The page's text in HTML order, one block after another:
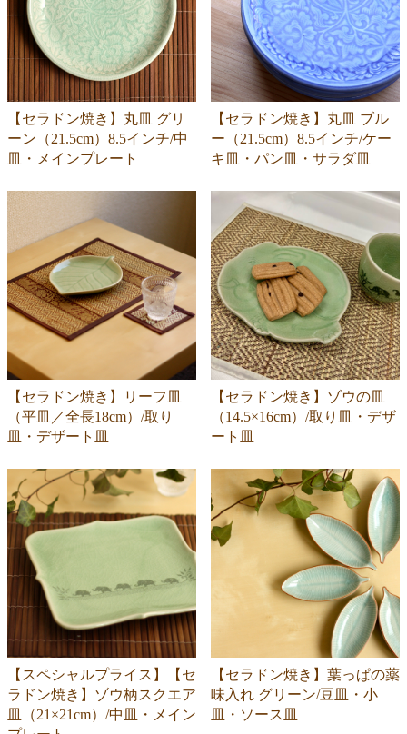
【セラドン焼き】丸皿 グリ
ーン（21.5cm）8.5インチ/中
皿・メインプレート
【セラドン焼き】丸皿 ブル
ー（21.5cm）8.5インチ/ケー
キ皿・パン皿・サラダ皿
【セラドン焼き】リーフ皿
（平皿／全長18cm）/取り
皿・デザート皿
【セラドン焼き】ゾウの皿
（14.5×16cm）/取り皿・デザ
ート皿
【スペシャルプライス】【セ
ラドン焼き】ゾウ柄スクエア
皿（21×21cm）/中皿・メイン
【セラドン焼き】葉っぱの薬
味入れ グリーン/豆皿・小
皿・ソース皿